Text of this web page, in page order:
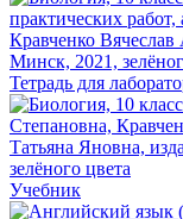
Тетрадь для
Учебник